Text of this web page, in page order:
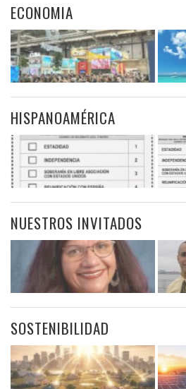
ECONOMIA
HISPANOAMÉRICA
NUESTROS INVITADOS
SOSTENIBILIDAD